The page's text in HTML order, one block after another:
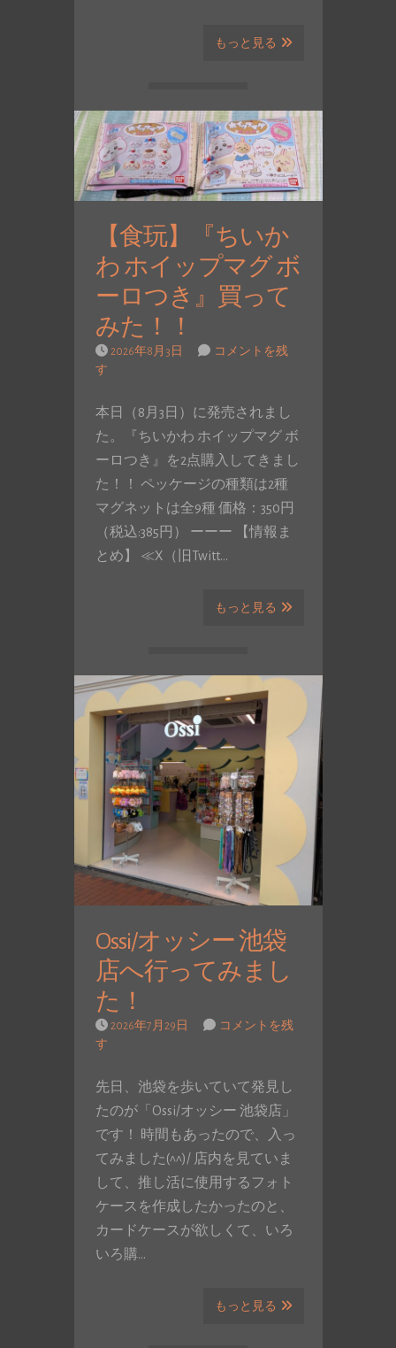
もっと見る
【食玩】『ちいか
わ ホイップマグ ボ
ーロつき』買って
みた！！
2026年8月3日
コメントを残
す
本日（8月3日）に発売されまし
た。『ちいかわ ホイップマグ ボ
ーロつき』を2点購入してきまし
た！！ ペッケージの種類は2種
マグネットは全9種 価格：350円
（税込:385円） ーーー 【情報ま
とめ】 ≪X（旧Twitt…
もっと見る
Ossi/オッシー 池袋
店へ行ってみまし
た！
2026年7月29日
コメントを残
す
先日、池袋を歩いていて発見し
たのが「Ossi/オッシー 池袋店」
です！ 時間もあったので、入っ
てみました(^^)/ 店内を見ていま
して、推し活に使用するフォト
ケースを作成したかったのと、
カードケースが欲しくて、いろ
いろ購…
もっと見る